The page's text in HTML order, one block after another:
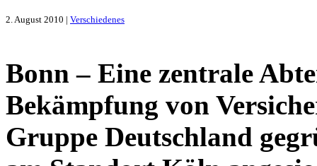
2. August 2010 | Verschiedenes
Bonn – Eine zentrale
Bekämpfung von
Gruppe Deutschland